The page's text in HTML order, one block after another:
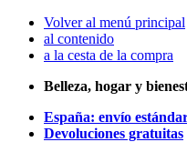
Volver al menú principal
al contenido
a la cesta de la compra
Belleza, hogar y
España: envío
Devoluciones gratuitas